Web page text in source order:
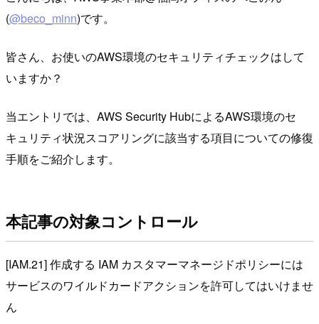
(@beco_minn)です。
皆さん、お使いのAWS環境のセキュリティチェックはして
いますか？
当エントリでは、AWS Security HubによるAWS環境のセ
キュリティ状況スコアリングに該当する項目についての修復
手順をご紹介します。
本記事の対象コントロール
[IAM.21] 作成する IAM カスタマーマネージドポリシーには
サービスのワイルドカードアクションを許可してはいけませ
ん